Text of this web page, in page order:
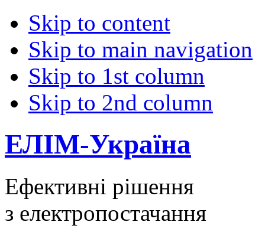
Skip to content
Skip to main navigation
Skip to 1st column
Skip to 2nd column
ЕЛІМ-Україна
Ефективні рішення
з електропостачання